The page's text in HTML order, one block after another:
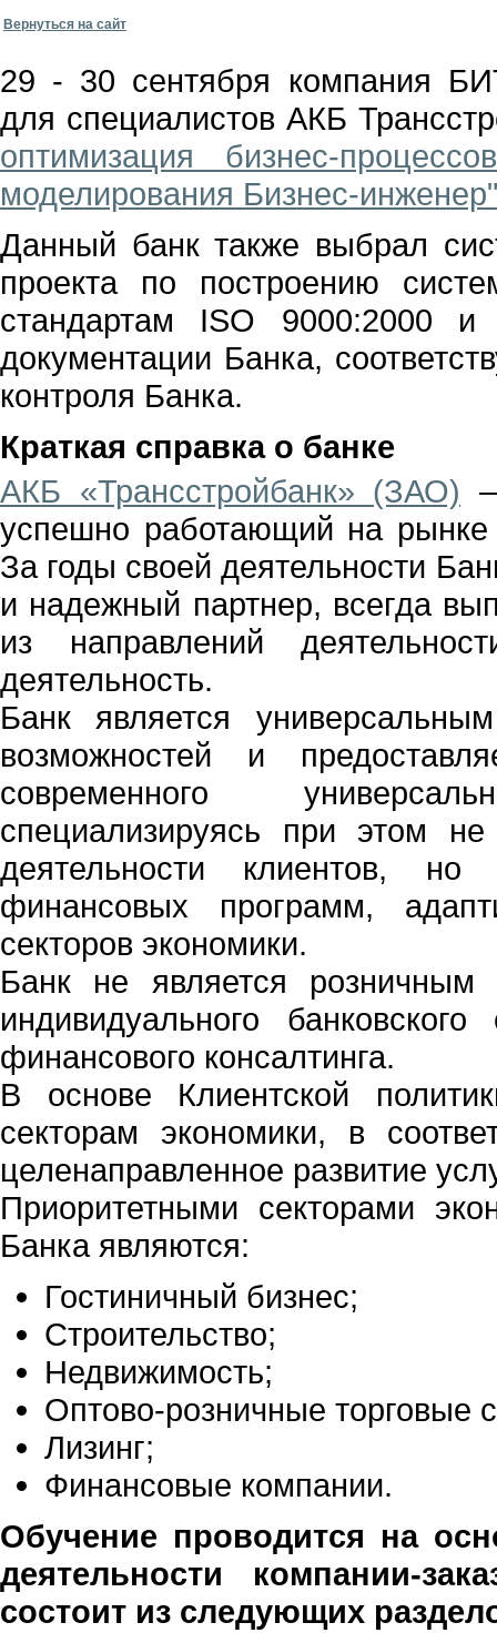
Вернуться на сайт
29 - 30 сентября компания
для специалистов АКБ
оптимизация бизнес-
моделирования Бизнес-инженер"
Данный банк также выбрал
проекта по построению
стандартам ISO 9000:2000 и
документации Банка,
контроля Банка.
Краткая справка о банке
АКБ «Трансстройбанк» (ЗАО)
успешно работающий на рынке
За годы своей деятельности
и надежный партнер, всегда
из направлений
деятельность.
Банк является универсальным
возможностей и
современного
специализируясь при этом
деятельности клиентов,
финансовых программ,
секторов экономики.
Банк не является розничным
индивидуального
финансового консалтинга.
В основе Клиентской
секторам экономики, в
целенаправленное развитие
Приоритетными секторами
Банка являются:
Гостиничный бизнес;
Строительство;
Недвижимость;
Оптово-розничные торговые
Лизинг;
Финансовые компании.
Обучение проводится на
деятельности компании-
состоит из следующих